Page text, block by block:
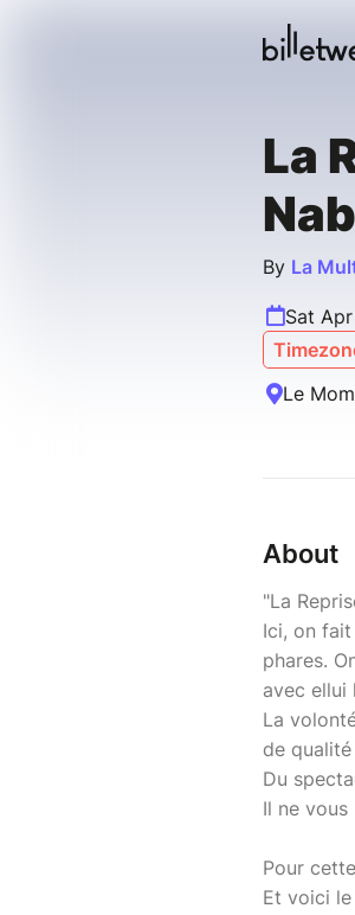
La
By La
Sat
Le
About
"La
Ici, on
phares.
avec ellui
La
de qualité
Du
Il ne
Pour
Et voici